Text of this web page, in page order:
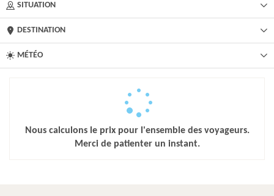
SITUATION
DESTINATION
MÉTÉO
Nous calculons le prix pour l'ensemble des voyageurs.
Merci de patienter un instant.